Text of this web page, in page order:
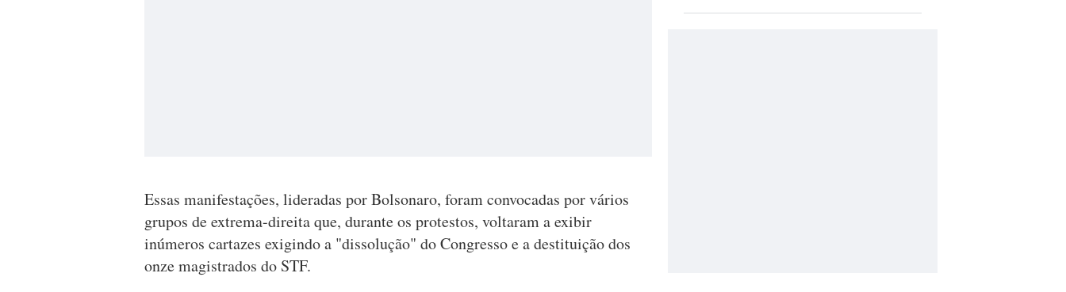
Essas manifestações, lideradas por Bolsonaro, foram convocadas por vários
grupos de extrema-direita que, durante os protestos, voltaram a exibir
inúmeros cartazes exigindo a "dissolução" do Congresso e a destituição dos
onze magistrados do STF.